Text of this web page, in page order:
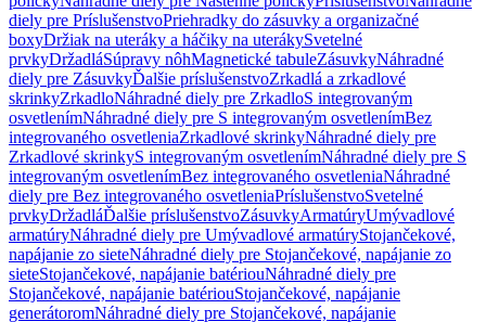
diely pre PríslušenstvoPriehradky do zásuvky a organizačné
boxyDržiak na uteráky a háčiky na uterákySvetelné
prvkyDržadláSúpravy nôhMagnetické tabuleZásuvkyNáhradné
diely pre ZásuvkyĎalšie príslušenstvoZrkadlá a zrkadlové
skrinkyZrkadloNáhradné diely pre ZrkadloS integrovaným
osvetlenímNáhradné diely pre S integrovaným osvetlenímBez
integrovaného osvetleniaZrkadlové skrinkyNáhradné diely pre
Zrkadlové skrinkyS integrovaným osvetlenímNáhradné diely pre S
integrovaným osvetlenímBez integrovaného osvetleniaNáhradné
diely pre Bez integrovaného osvetleniaPríslušenstvoSvetelné
prvkyDržadláĎalšie príslušenstvoZásuvkyArmatúryUmývadlové
armatúryNáhradné diely pre Umývadlové armatúryStojančekové,
napájanie zo sieteNáhradné diely pre Stojančekové, napájanie zo
sieteStojančekové, napájanie batériouNáhradné diely pre
Stojančekové, napájanie batériouStojančekové, napájanie
generátoromNáhradné diely pre Stojančekové, napájanie